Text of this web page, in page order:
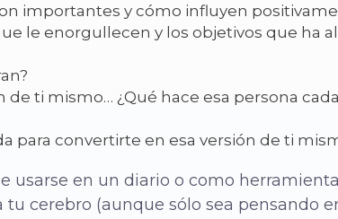
importantes y cómo influyen
le enorgullecen y los objetivos que ha
ti mismo… ¿Qué hace esa persona
para convertirte en esa versión de ti
usarse en un diario o como
cerebro (aunque sólo sea pensando